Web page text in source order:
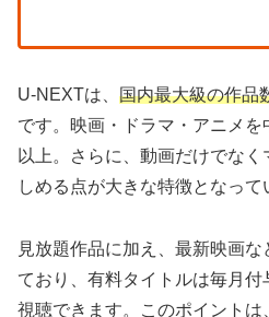
U-NEXTは、 国内最大級の作品
です。映画・ドラマ・アニメ
以上。さらに、動画だけでな
しめる点が大きな特徴となって
見放題作品に加え、最新映画
ており、有料タイトルは毎月
視聴できます。このポイント